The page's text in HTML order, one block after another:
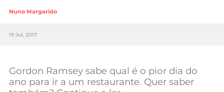
Lifestyle
Sociedade
Negócios
Nuno Margarido
19 Jul, 2017
Gordon Ramsey sabe qual é o pior dia do
ano para ir a um restaurante. Quer saber